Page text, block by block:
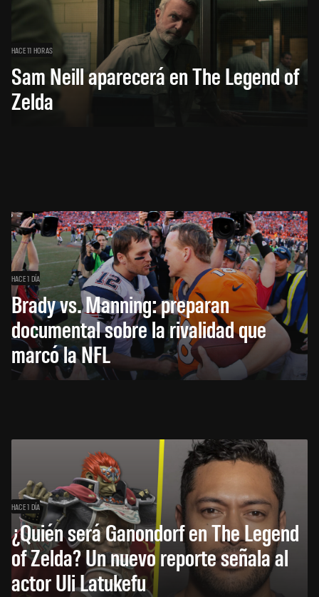
HACE 11 HORAS
Sam Neill aparecerá en The Legend of
Zelda
HACE 1 DÍA
Brady vs. Manning: preparan
documental sobre la rivalidad que
marcó la NFL
HACE 1 DÍA
¿Quién será Ganondorf en The Legend
of Zelda? Un nuevo reporte señala al
actor Uli Latukefu